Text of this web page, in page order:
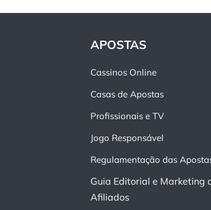
APOSTAS
Cassinos Online
Casas de Apostas
Profissionais e TV
Jogo Responsável
Regulamentação das
Guia Editorial e Marketing
Afiliados